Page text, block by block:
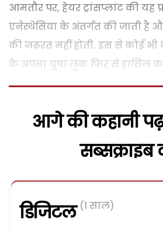
आमतौर पर, हेयर ट्रांसप्लांट की यह
एनेस्थेसिया के अंतर्गत की जाती है
की जरूरत नहीं होती. इस से कोई भी
के अपना युवा लुक फिर से हासिल
आगे की कहानी
सब्सक्राइब
डिजिटल (1 साल)